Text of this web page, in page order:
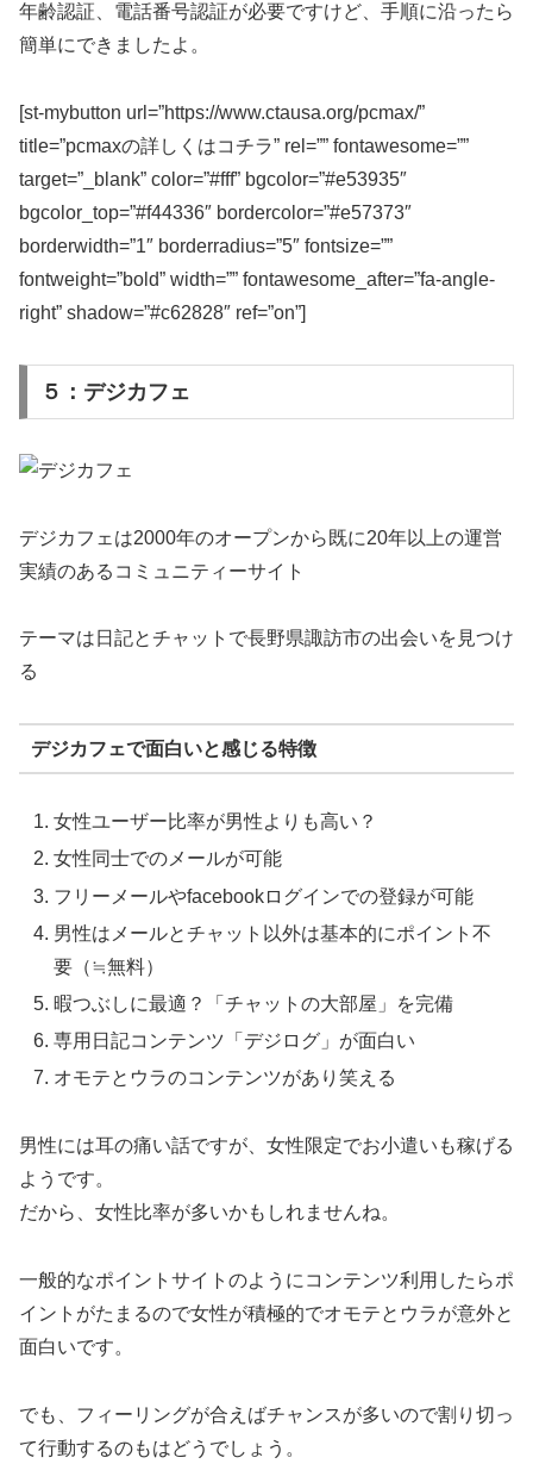
年齢認証、電話番号認証が必要ですけど、手順に沿ったら
簡単にできましたよ。
[st-mybutton url=”https://www.ctausa.org/pcmax/”
title=”pcmaxの詳しくはコチラ” rel=”” fontawesome=””
target=”_blank” color=”#fff” bgcolor=”#e53935″
bgcolor_top=”#f44336″ bordercolor=”#e57373″
borderwidth=”1″ borderradius=”5″ fontsize=””
fontweight=”bold” width=”” fontawesome_after=”fa-angle-
right” shadow=”#c62828″ ref=”on”]
５：デジカフェ
デジカフェは2000年のオープンから既に20年以上の運営
実績のあるコミュニティーサイト
テーマは日記とチャットで長野県諏訪市の出会いを見つけ
る
デジカフェで面白いと感じる特徴
女性ユーザー比率が男性よりも高い？
女性同士でのメールが可能
フリーメールやfacebookログインでの登録が可能
男性はメールとチャット以外は基本的にポイント不
要（≒無料）
暇つぶしに最適？「チャットの大部屋」を完備
専用日記コンテンツ「デジログ」が面白い
オモテとウラのコンテンツがあり笑える
男性には耳の痛い話ですが、女性限定でお小遣いも稼げる
ようです。
だから、女性比率が多いかもしれませんね。
一般的なポイントサイトのようにコンテンツ利用したらポ
イントがたまるので女性が積極的でオモテとウラが意外と
面白いです。
でも、フィーリングが合えばチャンスが多いので割り切っ
て行動するのもはどうでしょう。